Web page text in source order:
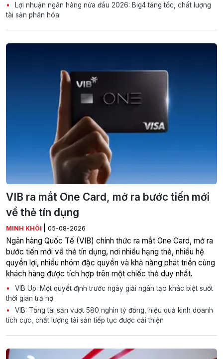
Lợi nhuận ngân hàng nửa đầu 2026: Big4 tăng tốc, chất lượng
tài sản phân hóa
VIB ra mắt One Card, mở ra bước tiến mới
về thẻ tín dụng
MINH KHÔI 05-08-2026
Ngân hàng Quốc Tế (VIB) chính thức ra mắt One Card, mở ra
bước tiến mới về thẻ tín dụng, nơi nhiều hạng thẻ, nhiều hệ
quyền lợi, nhiều nhóm đặc quyền và khả năng phát triển cùng
khách hàng được tích hợp trên một chiếc thẻ duy nhất.
VIB Up: Một quyết định trước ngày giải ngân tạo khác biệt suốt
thời gian trả nợ
VIB: Tổng tài sản vượt 580 nghìn tỷ đồng, hiệu quả kinh doanh
tích cực, chất lượng tài sản tiếp tục được cải thiện